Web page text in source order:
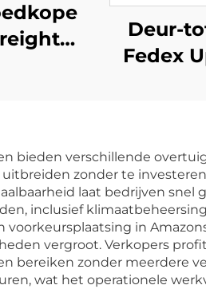
naar
Deur-
Fedex
bieden verschillende
zonder te
laat bedrijven
inclusief
voorkeursplaatsing in
vergroot. Verkopers
bereiken zonder meerdere
wat het operationele